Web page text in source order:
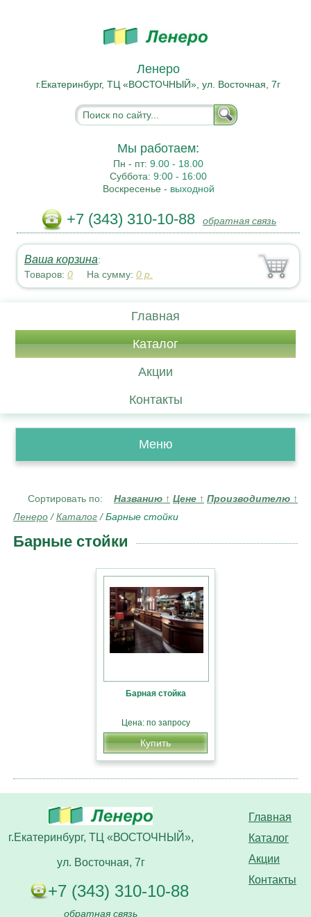
Ленеро
г.Екатеринбург, ТЦ «ВОСТОЧНЫЙ», ул. Восточная, 7г
Мы работаем:
Пн - пт:9.00 - 18.00
Суббота:9:00 - 16:00
Воскресенье - выходной
+7 (343) 310-10-88 обратная связь
Ваша корзина:
Товаров:0 На сумму:0 р.
Главная
Каталог
Акции
Контакты
Меню
Сортировать по: Названию ↑ Цене ↑ Производителю ↑
Ленеро /Каталог /Барные стойки
Барные стойки
Барная стойка
Цена: по запросу
Купить
Главная
Каталог
Акции
Контакты
г.Екатеринбург, ТЦ «ВОСТОЧНЫЙ»,
ул. Восточная, 7г
+7 (343) 310-10-88
обратная связь